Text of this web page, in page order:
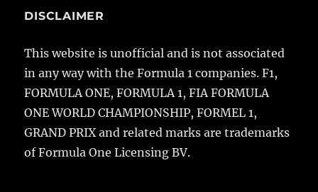
DISCLAIMER
This website is unofficial and is not associated
in any way with the Formula 1 companies. F1,
FORMULA ONE, FORMULA 1, FIA FORMULA
ONE WORLD CHAMPIONSHIP, FORMEL 1,
GRAND PRIX and related marks are trademarks
of Formula One Licensing BV.